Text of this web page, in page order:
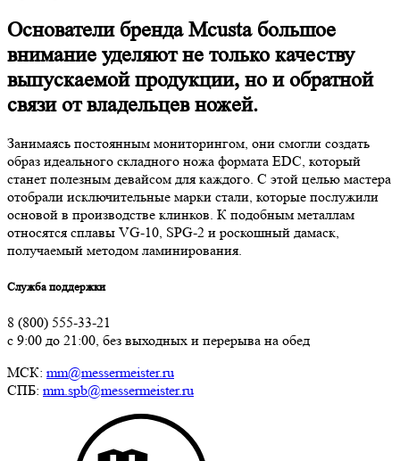
Основатели бренда Mcusta большое
внимание уделяют не только качеству
выпускаемой продукции, но и обратной
связи от владельцев ножей.
Занимаясь постоянным мониторингом, они смогли создать
образ идеального складного ножа формата EDC, который
станет полезным девайсом для каждого. С этой целью мастера
отобрали исключительные марки стали, которые послужили
основой в производстве клинков. К подобным металлам
относятся сплавы VG-10, SPG-2 и роскошный дамаск,
получаемый методом ламинирования.
Служба поддержки
8 (800) 555-33-21
с 9:00 до 21:00, без выходных и перерыва на обед
МСК: mm@messermeister.ru
СПБ: mm.spb@messermeister.ru